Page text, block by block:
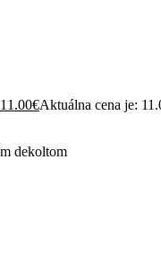
11.00€Aktuálna cena je: